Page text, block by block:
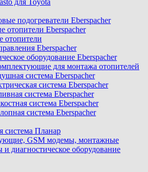
для Toyota
подогреватели Eberspacher
отопители Eberspacher
отопители
Eberspacher
оборудование Eberspacher
для монтажа отопителей
система Eberspacher
система Eberspacher
система Eberspacher
система Eberspacher
система Eberspacher
система Планар
GSM модемы, монтажные
и диагностическое оборудование